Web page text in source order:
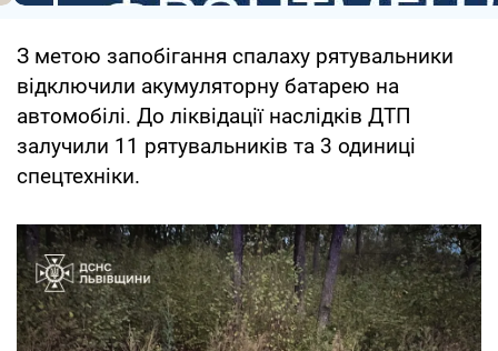
З метою запобігання спалаху рятувальники
відключили акумуляторну батарею на
автомобілі. До ліквідації наслідків ДТП
залучили 11 рятувальників та 3 одиниці
спецтехніки.